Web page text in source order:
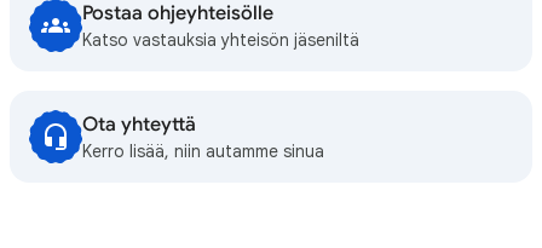
Postaa ohjeyhteisölle
Katso vastauksia yhteisön jäseniltä
Ota yhteyttä
Kerro lisää, niin autamme sinua